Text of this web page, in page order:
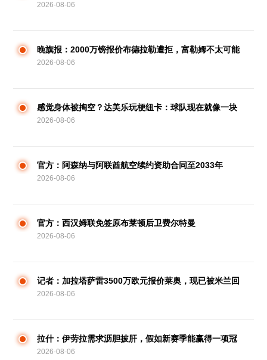
他的转会
2026-08-06
晚旗报：2000万镑报价布德拉勒遭拒，富勒姆不太可能
马上进步报价
2026-08-06
感觉身体被掏空？达美乐玩梗纽卡：球队现在就像一块
被挖空的披萨
2026-08-06
官方：阿森纳与阿联酋航空续约资助合同至2033年
2026-08-06
官方：西汉姆联免签原布莱顿后卫费尔特曼
2026-08-06
记者：加拉塔萨雷3500万欧元报价莱奥，现已被米兰回
绝
2026-08-06
拉什：伊劳拉需求沥胆披肝，假如新赛季能赢得一项冠
军就太好了
2026-08-06